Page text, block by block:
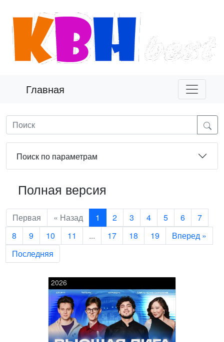
Главная
Поиск по параметрам
Полная версия
Первая « Назад 1 2 3 4 5 6
7
8
9 10 11 ... 17 18 19
Вперед »
Последняя
2026